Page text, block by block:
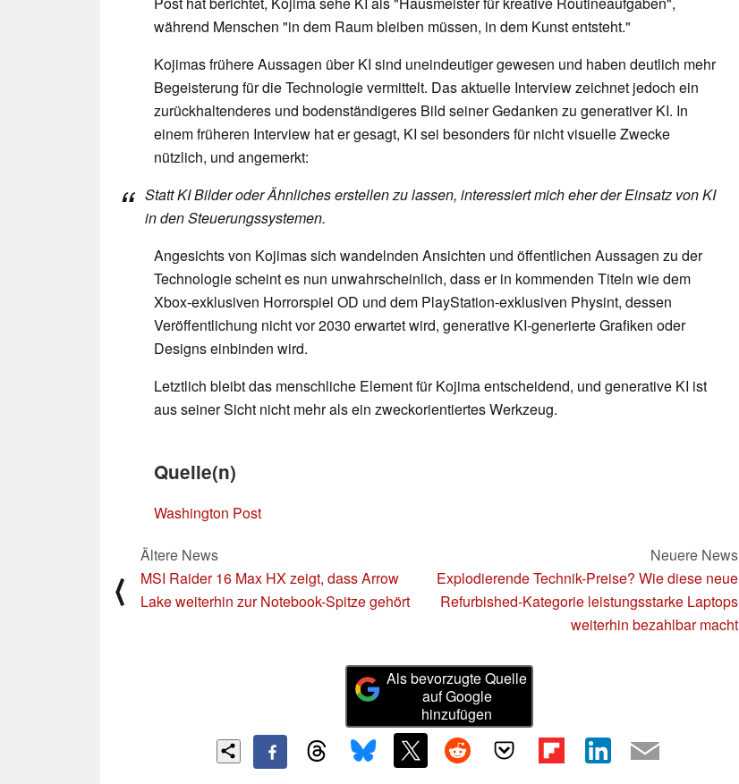
während Menschen "in dem Raum bleiben müssen, in dem Kunst entsteht."
Kojimas frühere Aussagen über KI sind uneindeutiger gewesen und haben deutlich mehr
Begeisterung für die Technologie vermittelt. Das aktuelle Interview zeichnet jedoch ein
zurückhaltenderes und bodenständigeres Bild seiner Gedanken zu generativer KI. In
einem früheren Interview hat er gesagt, KI sei besonders für nicht visuelle Zwecke
nützlich, und angemerkt:
Statt KI Bilder oder Ähnliches erstellen zu lassen, interessiert mich eher der Einsatz von KI
in den Steuerungssystemen.
Angesichts von Kojimas sich wandelnden Ansichten und öffentlichen Aussagen zu der
Technologie scheint es nun unwahrscheinlich, dass er in kommenden Titeln wie dem
Xbox-exklusiven Horrorspiel OD und dem PlayStation-exklusiven Physint, dessen
Veröffentlichung nicht vor 2030 erwartet wird, generative KI-generierte Grafiken oder
Designs einbinden wird.
Letztlich bleibt das menschliche Element für Kojima entscheidend, und generative KI ist
aus seiner Sicht nicht mehr als ein zweckorientiertes Werkzeug.
Quelle(n)
Washington Post
⟨
Ältere News
MSI Raider 16 Max HX zeigt, dass Arrow
Lake weiterhin zur Notebook-Spitze gehört
Neuere News
Explodierende Technik-Preise? Wie diese neue
Refurbished-Kategorie leistungsstarke Laptops
weiterhin bezahlbar macht
Als bevorzugte Quelle
auf Google
hinzufügen